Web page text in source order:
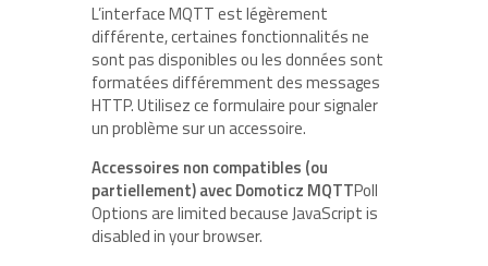
L’interface MQTT est légèrement
différente, certaines fonctionnalités ne
sont pas disponibles ou les données sont
formatées différemment des messages
HTTP. Utilisez ce formulaire pour signaler
un problème sur un accessoire.
Accessoires non compatibles (ou
partiellement) avec Domoticz MQTTPoll
Options are limited because JavaScript is
disabled in your browser.